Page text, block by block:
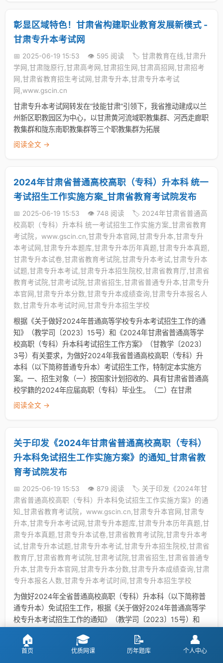
彰显区域特色！甘肃省构建职业教育发展新模式 -
甘肃专升本考试网
📅 2025-06-19 15:53 👁️ 595 阅读
🏷️ 甘肃教育在线,甘肃升
学网,甘肃陇原行,甘肃高考网,甘肃招生网,甘肃高招网,甘肃招考
网,甘肃省教育招生考试网,甘肃专升本,甘肃专升本考试
网,www.gscin.cn
甘肃专升本考试网转发在“技能甘肃”引领下，我省推动建成以兰
州新区职教园区为中心，以甘肃黄河流域职教集群、河西走廊职
教集群和陇东南职教集群等三个职教集群为拓展
阅读全文 →
2024年甘肃省普通高校高职（专科）升本科 统一
考试招生工作实施方案_甘肃省教育考试院发布
📅 2025-06-19 15:53 👁️ 748 阅读
🏷️ 2024年甘肃省普通高
校高职（专科）升本科 统一考试招生工作实施方案_甘肃省教育
考试院，www.gscin.cn,甘肃专升本官网,甘肃专升本,甘肃专升
本考试网,甘肃专升本题库,甘肃专升本历年真题,甘肃专升本真题,
甘肃专升本试卷,甘肃省教育考试院,甘肃专升本考试,甘肃专升本
试题,甘肃专升本考试,甘肃专升本招生院校,甘肃省教育厅,甘肃省
教育考试院,甘肃考试院,甘肃省招生,甘肃省普通专升本,甘肃专升
本官网,甘肃专升本分数,甘肃专升本成绩查询,甘肃专升本报名人
数,甘肃专升本考试时间,甘肃专升本招生学校
根据《关于做好2024年普通高等学校专升本考试招生工作的通
知》（教学司〔2023〕15号）和《2024年甘肃省普通高等学
校高职（专科）升本科考试招生工作方案》（甘教学〔2023〕
3号）有关要求，为做好2024年我省普通高校高职（专科）升
本科（以下简称普通专升本）考试招生工作，特制定本实施方
案。一、招生对象（一）按国家计划招收的、具有甘肃省普通高
校学籍的2024年应届高职（专科）毕业生。（二）在甘肃
阅读全文 →
关于印发《2024年甘肃省普通高校高职（专科）
升本科免试招生工作实施方案》的通知_甘肃省教
育考试院发布
📅 2025-06-19 15:53 👁️ 879 阅读
🏷️ 关于印发《2024年甘
肃省普通高校高职（专科）升本科免试招生工作实施方案》的通
知_甘肃省教育考试院，www.gscin.cn,甘肃专升本官网,甘肃专
升本,甘肃专升本考试网,甘肃专升本题库,甘肃专升本历年真题,甘
肃专升本真题,甘肃专升本试卷,甘肃省教育考试院,甘肃专升本考
试,甘肃专升本试题,甘肃专升本考试,甘肃专升本招生院校,甘肃省
教育厅,甘肃省教育考试院,甘肃考试院,甘肃省招生,甘肃省普通专
升本,甘肃专升本官网,甘肃专升本分数,甘肃专升本成绩查询,甘肃
专升本报名人数,甘肃专升本考试时间,甘肃专升本招生学校
为做好2024年全省普通高校高职（专科）升本科（以下简称普
通专升本）免试招生工作，根据《关于做好2024年普通高等学
校专升本考试招生工作的通知》（教学司〔2023〕15号）和
作方案》（甘教学〔2023〕3号）（以下简称《方案》），结
合我省实际，特制定本实施方案。一、招生对象（一）按国家计
🏠
首页
🎓
优质网课
📝
历年题库
👤
个人中心